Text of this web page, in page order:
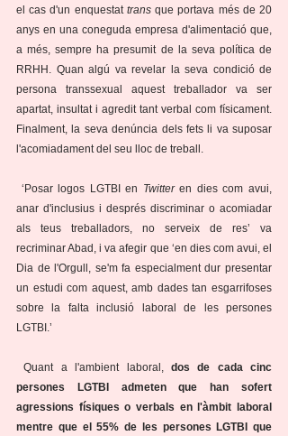
el cas d'un enquestat trans que portava més de 20
anys en una coneguda empresa d'alimentació que,
a més, sempre ha presumit de la seva política de
RRHH. Quan algú va revelar la seva condició de
persona transsexual aquest treballador va ser
apartat, insultat i agredit tant verbal com físicament.
Finalment, la seva denúncia dels fets li va suposar
l'acomiadament del seu lloc de treball.
‘Posar logos LGTBI en Twitter en dies com avui,
anar d'inclusius i després discriminar o acomiadar
als teus treballadors, no serveix de res’ va
recriminar Abad, i va afegir que ‘en dies com avui, el
Dia de l'Orgull, se'm fa especialment dur presentar
un estudi com aquest, amb dades tan esgarrifoses
sobre la falta inclusió laboral de les persones
LGTBI.’
Quant a l'ambient laboral, dos de cada cinc
persones LGTBI admeten que han sofert
agressions físiques o verbals en l'àmbit laboral
mentre que el 55% de les persones LGTBI que